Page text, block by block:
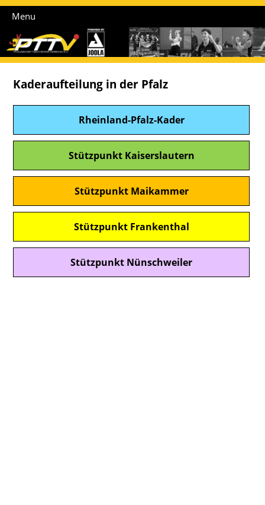
Menu
Kaderaufteilung in der Pfalz
Rheinland-Pfalz-Kader
Stützpunkt Kaiserslautern
Stützpunkt Maikammer
Stützpunkt Frankenthal
Stützpunkt Nünschweiler